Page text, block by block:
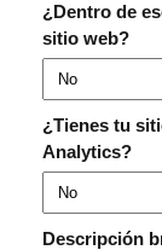
¿Dentro de
sitio web?
¿Tienes tu
Analytics?
Descripción